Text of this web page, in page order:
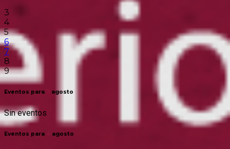
3
4
5
6
7
8
9
Eventos para agosto
Sin eventos
Eventos para agosto